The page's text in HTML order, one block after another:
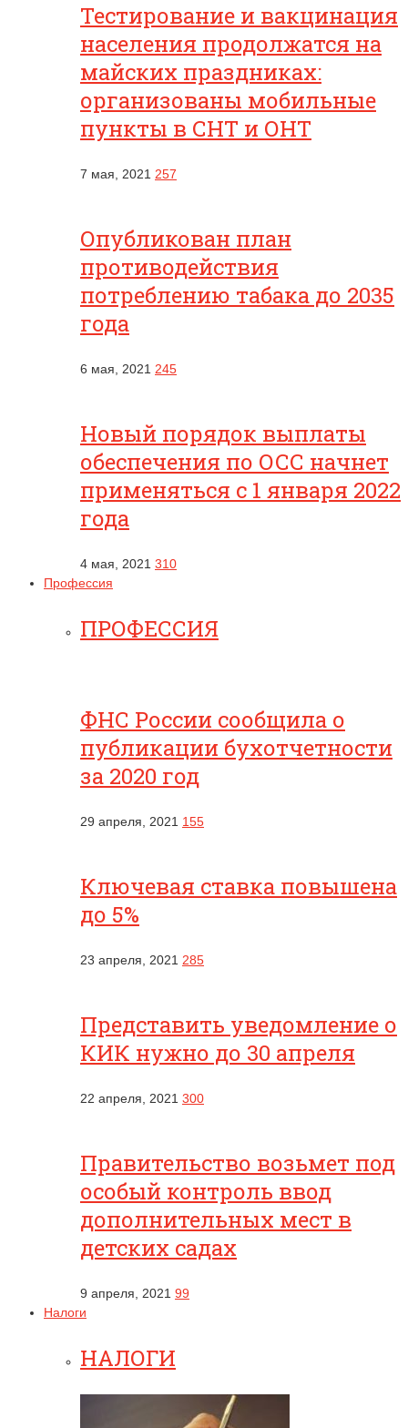
Тестирование и вакцинация
населения продолжатся на
майских праздниках:
организованы мобильные
пункты в СНТ и ОНТ
7 мая, 2021 257
Опубликован план
противодействия
потреблению табака до 2035
года
6 мая, 2021 245
Новый порядок выплаты
обеспечения по ОСС начнет
применяться с 1 января 2022
года
4 мая, 2021 310
Профессия
ПРОФЕССИЯ
ФНС России сообщила о
публикации бухотчетности
за 2020 год
29 апреля, 2021 155
Ключевая ставка повышена
до 5%
23 апреля, 2021 285
Представить уведомление о
КИК нужно до 30 апреля
22 апреля, 2021 300
Правительство возьмет под
особый контроль ввод
дополнительных мест в
детских садах
9 апреля, 2021 99
Налоги
НАЛОГИ